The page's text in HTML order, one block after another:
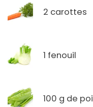
2 carottes
1 fenouil
100 g de